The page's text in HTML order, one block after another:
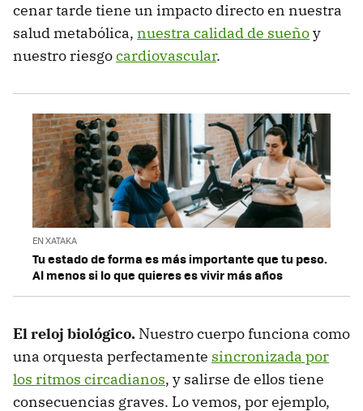
cenar tarde tiene un impacto directo en nuestra
salud metabólica, nuestra calidad de sueñoy
nuestro riesgocardiovascular.
EN XATAKA
Tu estado de forma es más importante que tu peso.
Al menos si lo que quieres es vivir más años
El reloj biológico. Nuestro cuerpo funciona como
una orquesta perfectamente sincronizada por
los ritmos circadianos, y salirse de ellos tiene
consecuencias graves. Lo vemos, por ejemplo,